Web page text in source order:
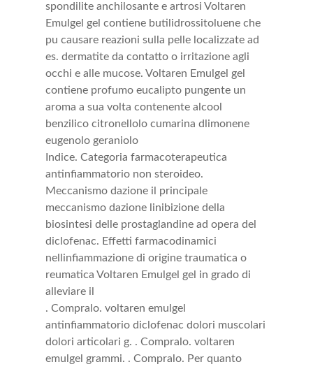
spondilite anchilosante e artrosi Voltaren
Emulgel gel contiene butilidrossitoluene che
pu causare reazioni sulla pelle localizzate ad
es. dermatite da contatto o irritazione agli
occhi e alle mucose. Voltaren Emulgel gel
contiene profumo eucalipto pungente un
aroma a sua volta contenente alcool
benzilico citronellolo cumarina dlimonene
eugenolo geraniolo
Indice. Categoria farmacoterapeutica
antinfiammatorio non steroideo.
Meccanismo dazione il principale
meccanismo dazione linibizione della
biosintesi delle prostaglandine ad opera del
diclofenac. Effetti farmacodinamici
nellinfiammazione di origine traumatica o
reumatica Voltaren Emulgel gel in grado di
alleviare il
. Compralo. voltaren emulgel
antinfiammatorio diclofenac dolori muscolari
dolori articolari g. . Compralo. voltaren
emulgel grammi. . Compralo. Per quanto